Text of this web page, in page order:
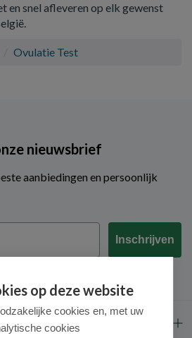
en snel afleveren op elk gewenst
Ovulatie Test
nieuwsbrief
aanbiedingen en persoonlijk
Inschrijven
op deze website
cookies en, met uw
cookies